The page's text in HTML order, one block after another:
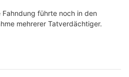
führte noch in den
mehrerer Tatverdächtiger.